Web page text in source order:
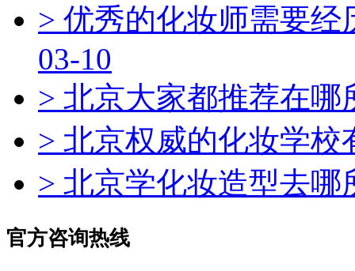
> 优秀的化妆师需要
03-10
> 北京大家都推荐在
> 北京权威的化妆学
> 北京学化妆造型去
官方咨询热线